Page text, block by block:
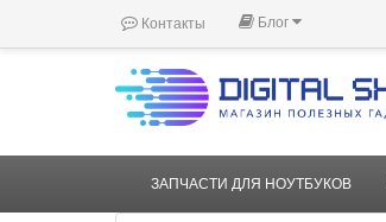
Контакты Блог
ЗАПЧАСТИ ДЛЯ НОУТБУКОВ